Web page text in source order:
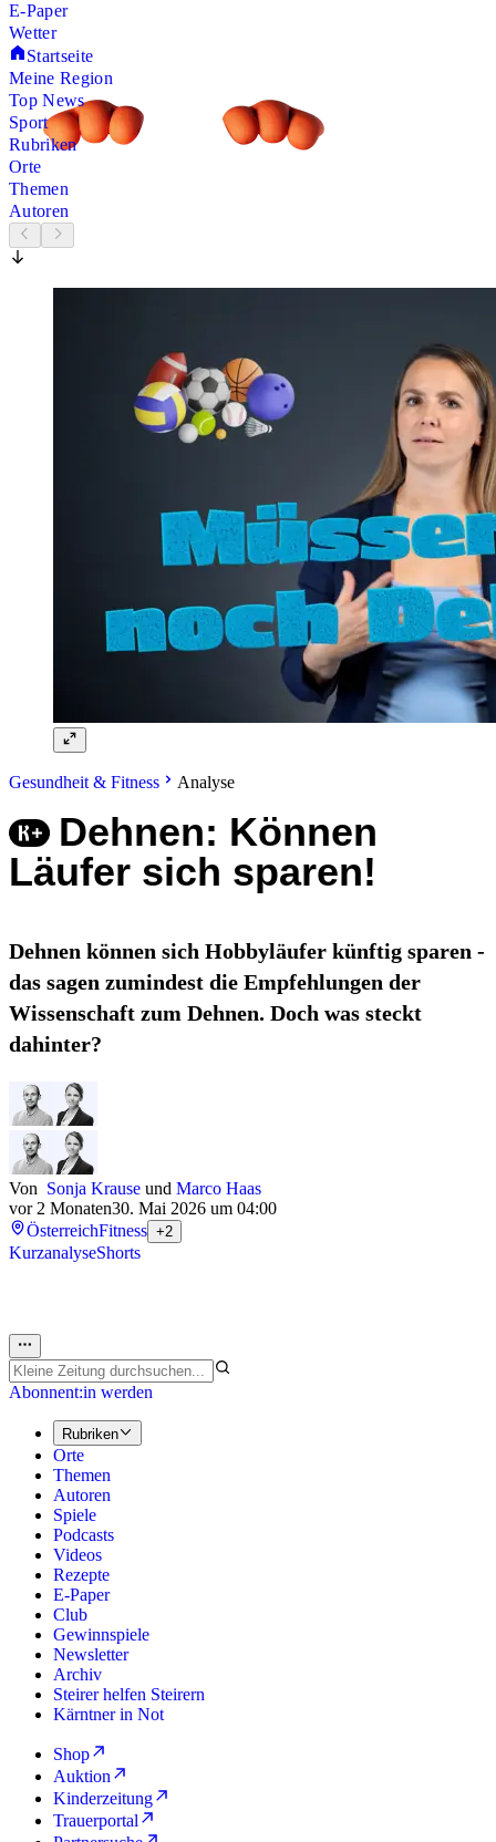
E-Paper
Wetter
Startseite
Meine Region
Top News
Sport
Rubriken
Orte
Themen
Autoren
Gesundheit & Fitness Analyse
Dehnen: Können
Läufer sich sparen!
Dehnen können sich Hobbyläufer künftig sparen -
das sagen zumindest die Empfehlungen der
Wissenschaft zum Dehnen. Doch was steckt
dahinter?
Von Sonja Krause und Marco Haas
vor 2 Monaten30. Mai 2026 um 04:00
ÖsterreichFitness +2
KurzanalyseShorts
Abonnent:in werden
Rubriken
Orte
Themen
Autoren
Spiele
Podcasts
Videos
Rezepte
E-Paper
Club
Gewinnspiele
Newsletter
Archiv
Steirer helfen Steirern
Kärntner in Not
Shop
Auktion
Kinderzeitung
Trauerportal